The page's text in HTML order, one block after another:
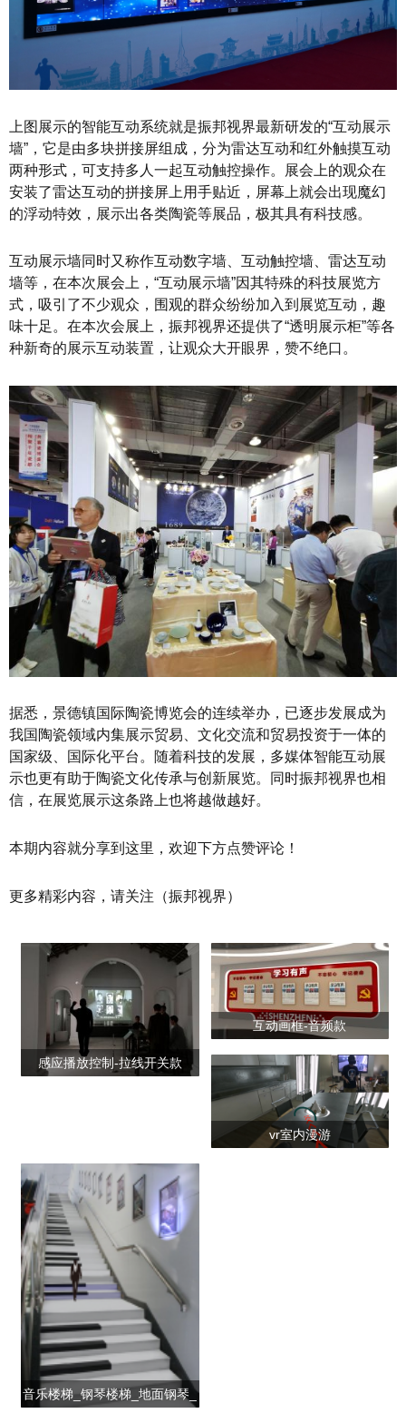
上图展示的智能互动系统就是振邦视界最新研发的“互动展示
墙”，它是由多块拼接屏组成，分为雷达互动和红外触摸互动
两种形式，可支持多人一起互动触控操作。展会上的观众在
安装了雷达互动的拼接屏上用手贴近，屏幕上就会出现魔幻
的浮动特效，展示出各类陶瓷等展品，极其具有科技感。
互动展示墙同时又称作互动数字墙、互动触控墙、雷达互动
墙等，在本次展会上，“互动展示墙”因其特殊的科技展览方
式，吸引了不少观众，围观的群众纷纷加入到展览互动，趣
味十足。在本次会展上，振邦视界还提供了“透明展示柜”等各
种新奇的展示互动装置，让观众大开眼界，赞不绝口。
据悉，景德镇国际陶瓷博览会的连续举办，已逐步发展成为
我国陶瓷领域内集展示贸易、文化交流和贸易投资于一体的
国家级、国际化平台。随着科技的发展，多媒体智能互动展
示也更有助于陶瓷文化传承与创新展览。同时振邦视界也相
信，在展览展示这条路上也将越做越好。
本期内容就分享到这里，欢迎下方点赞评论！
更多精彩内容，请关注（振邦视界）
感应播放控制-拉线开关款
互动画框-音频款
vr室内漫游
音乐楼梯_钢琴楼梯_地面钢琴_